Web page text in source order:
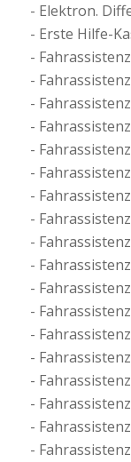
Elektron.
Erste Hilfe-